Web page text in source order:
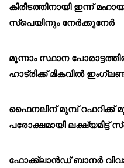
കിരീടത്തിനായി ഇന്ന്
സ്പെയിനും നേർക്കുനേർ
മൂന്നാം സ്ഥാന
ഹാട്രിക്ക് മികവിൽ
ഫൈനലിന് മുമ്പ് റഫറിക്ക്
പരോക്ഷമായി ലക്ഷ്യമിട്ട്
ഫോക്ക്‌ലാൻഡ് ബാനർ